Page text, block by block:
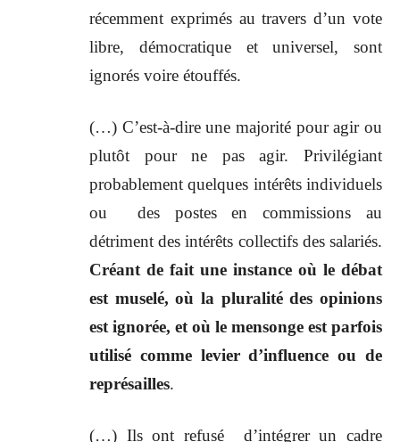
récemment exprimés au travers d’un vote
libre, démocratique et universel, sont
ignorés voire étouffés.
(…) C’est-à-dire une majorité pour agir ou
plutôt pour ne pas agir. Privilégiant
probablement quelques intérêts individuels
ou des postes en commissions au
détriment des intérêts collectifs des salariés.
Créant de fait une instance où le débat
est muselé, où la pluralité des opinions
est ignorée, et où le mensonge est parfois
utilisé comme levier d’influence ou de
représailles.
(…) Ils ont refusé d’intégrer un cadre